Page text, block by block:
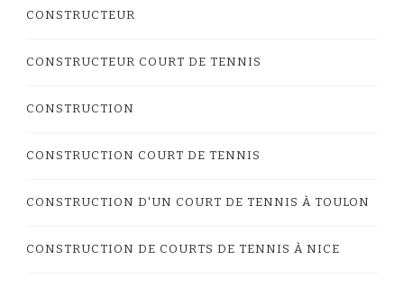
CONSTRUCTEUR
CONSTRUCTEUR COURT DE TENNIS
CONSTRUCTION
CONSTRUCTION COURT DE TENNIS
CONSTRUCTION D'UN COURT DE TENNIS À TOULON
CONSTRUCTION DE COURTS DE TENNIS À NICE